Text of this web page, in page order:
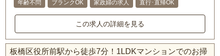
年齢不問
ブランクOK 家政婦の求人 直行･直帰OK
この求人の詳細を見る
板橋区役所前駅から徒歩7分！1LDKマンションでのお掃